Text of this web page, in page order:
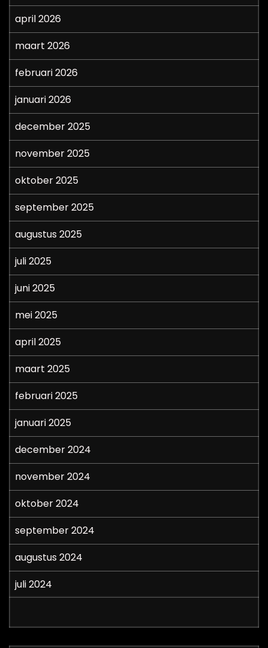
april 2026
maart 2026
februari 2026
januari 2026
december 2025
november 2025
oktober 2025
september 2025
augustus 2025
juli 2025
juni 2025
mei 2025
april 2025
maart 2025
februari 2025
januari 2025
december 2024
november 2024
oktober 2024
september 2024
augustus 2024
juli 2024